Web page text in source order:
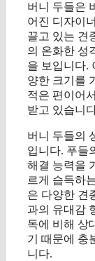
버니 두들은
어진 디자이
끌고 있는 견
의 온화한 성
을 보입니다.
양한 크기를
적은 편이어
받고 있습니
버니 두들의
입니다. 푸들
해결 능력을
르게 습득하
은 다양한 견
과의 유대감
독에 비해 상
기 때문에 충
니다.